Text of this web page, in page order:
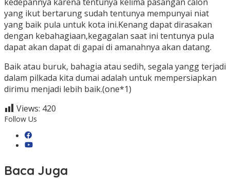
yang ikut bertarung sudah tentunya mempunyai niat
yang baik pula untuk kota ini.Kenang dapat dirasakan
dengan kebahagiaan,kegagalan saat ini tentunya pula
dapat akan dapat di gapai di amanahnya akan datang.
Baik atau buruk, bahagia atau sedih, segala yangg terjadi
dalam pilkada kita dumai adalah untuk mempersiapkan
dirimu menjadi lebih baik.(one*1)
Views: 420
Follow Us
Baca Juga